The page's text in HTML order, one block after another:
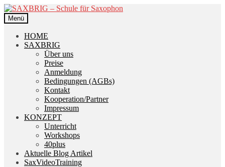
Zur
Navigation
springen
Zum
Inhalt
springen
Menü
HOME
SAXBRIG
Über uns
Preise
Anmeldung
Bedingungen (AGBs)
Kontakt
Kooperation/Partner
Impressum
KONZEPT
Unterricht
Workshops
40plus
Aktuelle Blog Artikel
SaxVideoTraining